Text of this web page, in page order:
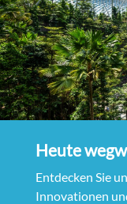
Heute
Entdecken Sie
Innovationen